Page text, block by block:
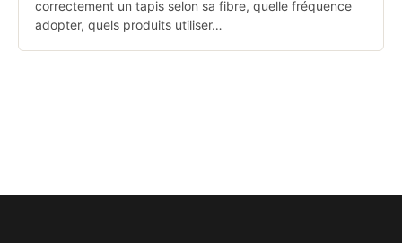
correctement un tapis selon sa fibre, quelle fréquence
adopter, quels produits utiliser…